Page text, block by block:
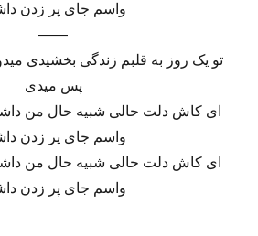
واسم جای پر زدن
——
تو یک روز به قلبم زندگی بخشیدی
پس میدی
ای کاش دلت حالی شبیه حال من
واسم جای پر زدن
ای کاش دلت حالی شبیه حال من
واسم جای پر زدن